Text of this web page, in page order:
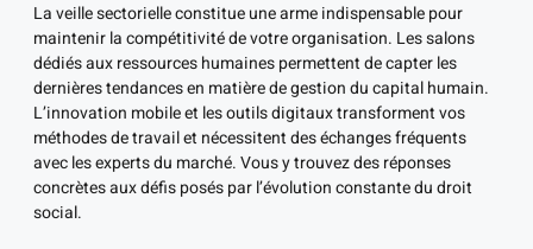
La veille sectorielle constitue une arme indispensable pour
maintenir la compétitivité de votre organisation. Les salons
dédiés aux ressources humaines permettent de capter les
dernières tendances en matière de gestion du capital humain.
L’innovation mobile et les outils digitaux transforment vos
méthodes de travail et nécessitent des échanges fréquents
avec les experts du marché. Vous y trouvez des réponses
concrètes aux défis posés par l’évolution constante du droit
social.